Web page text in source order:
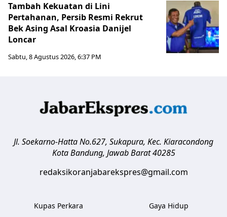
Tambah Kekuatan di Lini
Pertahanan, Persib Resmi Rekrut
Bek Asing Asal Kroasia Danijel
Loncar
Sabtu, 8 Agustus 2026, 6:37 PM
Jl. Soekarno-Hatta No.627, Sukapura, Kec. Kiaracondong
Kota Bandung, Jawab Barat 40285
redaksikoranjabarekspres@gmail.com
Kupas Perkara Gaya Hidup